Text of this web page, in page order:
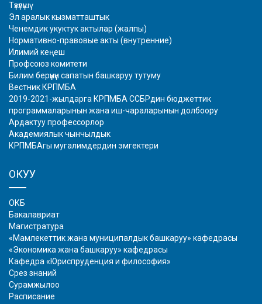
Түзүлүшү
Эл аралык кызматташтык
Ченемдик укуктук актылар (жалпы)
Нормативно-правовые акты (внутренние)
Илимий кеңеш
Профсоюз комитети
Билим берүүнүн сапатын башкаруу тутуму
Вестник КРПМБА
2019-2021-жылдарга КРПМБА ССБРдин бюджеттик
программаларынын жана иш-чараларынын долбоору
Ардактуу профессорлор
Академиялык чынчылдык
КРПМБАгы мугалимдердин эмгектери
ОКУУ
ОКБ
Бакалавриат
Магистратура
«Мамлекеттик жана муниципалдык башкаруу» кафедрасы
«Экономика жана башкаруу» кафедрасы
Кафедра «Юриспруденция и философия»
Срез знаний
Сурамжылоо
Расписание